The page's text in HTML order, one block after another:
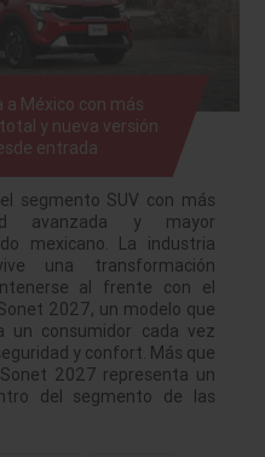
México con más
y nueva versión
entrada
segmento SUV con más
avanzada y mayor
mexicano. La industria
una transformación
al frente con el
2027, un modelo que
un consumidor cada vez
y confort. Más que
2027 representa un
del segmento de las